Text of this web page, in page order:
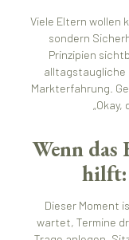
Viele Eltern wollen
sondern
Prinzipien
alltagstaugliche
Markterfahrung.
Wenn
hilft:
Dieser Moment
wartet, Termine